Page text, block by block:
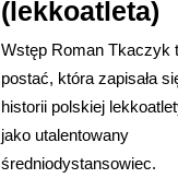
(lekkoatleta)
Wstęp Roman Tkaczyk
postać, która zapisała
historii polskiej
jako utalentowany
średniodystansowiec.